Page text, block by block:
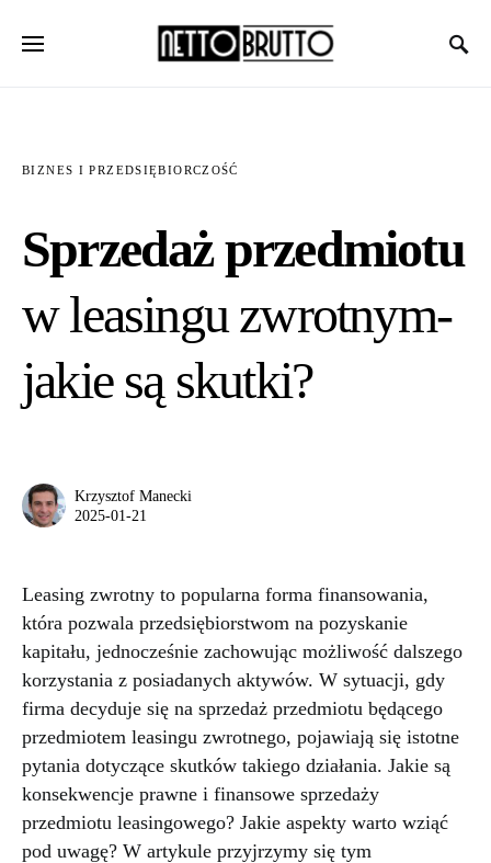
BIZNES I PRZEDSIĘBIORCZOŚĆ
Sprzedaż przedmiotu
w leasingu zwrotnym-
jakie są skutki?
Krzysztof Manecki
2025-01-21
Leasing zwrotny to popularna forma finansowania,
która pozwala przedsiębiorstwom na pozyskanie
kapitału, jednocześnie zachowując możliwość dalszego
korzystania z posiadanych aktywów. W sytuacji, gdy
firma decyduje się na sprzedaż przedmiotu będącego
przedmiotem leasingu zwrotnego, pojawiają się istotne
pytania dotyczące skutków takiego działania. Jakie są
konsekwencje prawne i finansowe sprzedaży
przedmiotu leasingowego? Jakie aspekty warto wziąć
pod uwagę? W artykule przyjrzymy się tym